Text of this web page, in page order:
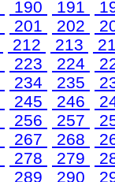
190 191
201 202
212 213
223 224
234 235
245 246
256 257
267 268
278 279
289 290